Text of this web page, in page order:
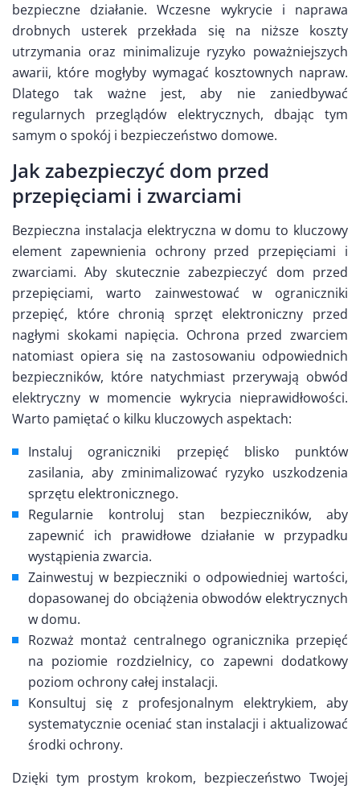
bezpieczne działanie. Wczesne wykrycie i naprawa
drobnych usterek przekłada się na niższe koszty
utrzymania oraz minimalizuje ryzyko poważniejszych
awarii, które mogłyby wymagać kosztownych napraw.
Dlatego tak ważne jest, aby nie zaniedbywać
regularnych przeglądów elektrycznych, dbając tym
samym o spokój i bezpieczeństwo domowe.
Jak zabezpieczyć dom przed
przepięciami i zwarciami
Bezpieczna instalacja elektryczna w domu to kluczowy
element zapewnienia ochrony przed przepięciami i
zwarciami. Aby skutecznie zabezpieczyć dom przed
przepięciami, warto zainwestować w ograniczniki
przepięć, które chronią sprzęt elektroniczny przed
nagłymi skokami napięcia. Ochrona przed zwarciem
natomiast opiera się na zastosowaniu odpowiednich
bezpieczników, które natychmiast przerywają obwód
elektryczny w momencie wykrycia nieprawidłowości.
Warto pamiętać o kilku kluczowych aspektach:
Instaluj ograniczniki przepięć blisko punktów
zasilania, aby zminimalizować ryzyko uszkodzenia
sprzętu elektronicznego.
Regularnie kontroluj stan bezpieczników, aby
zapewnić ich prawidłowe działanie w przypadku
wystąpienia zwarcia.
Zainwestuj w bezpieczniki o odpowiedniej wartości,
dopasowanej do obciążenia obwodów elektrycznych
w domu.
Rozważ montaż centralnego ogranicznika przepięć
na poziomie rozdzielnicy, co zapewni dodatkowy
poziom ochrony całej instalacji.
Konsultuj się z profesjonalnym elektrykiem, aby
systematycznie oceniać stan instalacji i aktualizować
środki ochrony.
Dzięki tym prostym krokom, bezpieczeństwo Twojej